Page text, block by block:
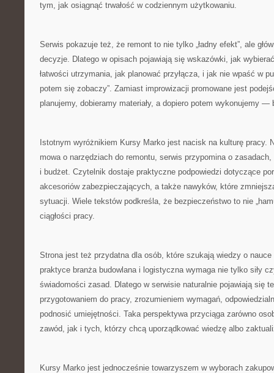
tym, jak osiągnąć trwałość w codziennym użytkowaniu.
Serwis pokazuje też, że remont to nie tylko „ładny efekt”, ale
decyzje. Dlatego w opisach pojawiają się wskazówki, jak
łatwości utrzymania, jak planować przyłącza, i jak nie wpaść w
potem się zobaczy”. Zamiast improwizacji promowane jest
planujemy, dobieramy materiały, a dopiero potem wykonujemy
Istotnym wyróżnikiem Kursy Marko jest nacisk na kulturę pracy.
mowa o narzędziach do remontu, serwis przypomina o
i budżet. Czytelnik dostaje praktyczne podpowiedzi dotyczące
akcesoriów zabezpieczających, a także nawyków, które
sytuacji. Wiele tekstów podkreśla, że bezpieczeństwo to nie
ciągłości pracy.
Strona jest też przydatna dla osób, które szukają wiedzy o
praktyce branża budowlana i logistyczna wymaga nie tylko siły
świadomości zasad. Dlatego w serwisie naturalnie pojawiają się
przygotowaniem do pracy, zrozumieniem wymagań,
podnosić umiejętności. Taka perspektywa przyciąga zarówno
zawód, jak i tych, którzy chcą uporządkować wiedzę albo
Kursy Marko jest jednocześnie towarzyszem w wyborach